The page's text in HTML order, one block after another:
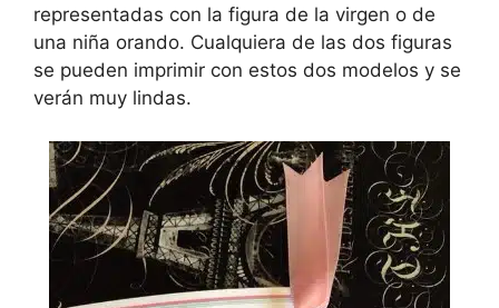
representadas con la figura de la virgen o de
una niña orando. Cualquiera de las dos figuras
se pueden imprimir con estos dos modelos y se
verán muy lindas.